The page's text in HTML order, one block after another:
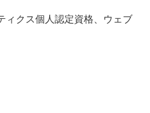
ィクス個人認定資格、ウェブ